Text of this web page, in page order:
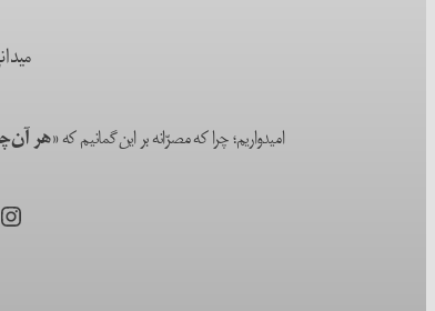
امیدواریم؛ چرا که مصرّانه بر این گمانیم که«هر